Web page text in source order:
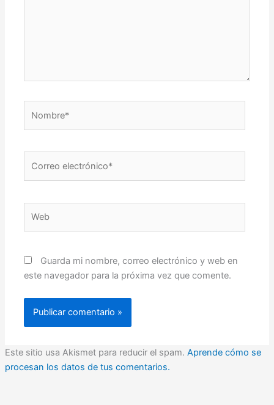
electrónico*
Guarda mi nombre, correo electrónico y web en
este navegador para la próxima vez que comente.
Este sitio usa Akismet para reducir el spam. Aprende cómo se
procesan los datos de tus comentarios.